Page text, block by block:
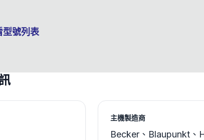
型號列表
主機製造商
Becker、Blaupunkt、